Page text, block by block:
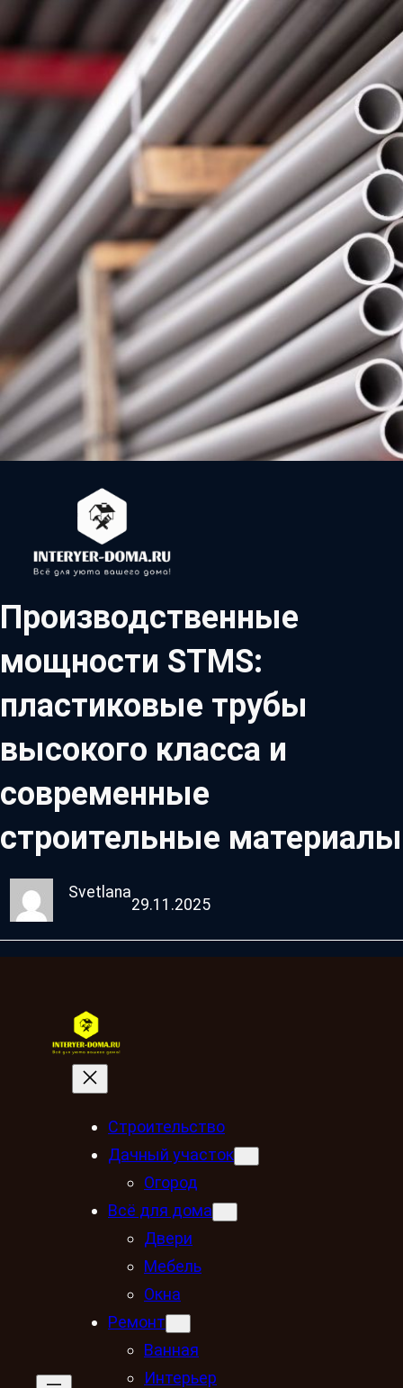
Производственные
мощности STMS:
пластиковые трубы
высокого класса и
современные
строительные материалы
Svetlana
29.11.2025
Строительство
Дачный участок
Огород
Всё для дома
Двери
Мебель
Окна
Ремонт
Ванная
Интерьер